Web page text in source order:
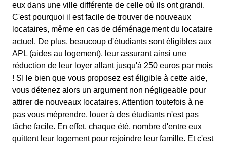
eux dans une ville différente de celle où ils ont grandi.
C'est pourquoi il est facile de trouver de nouveaux
locataires, même en cas de déménagement du locataire
actuel. De plus, beaucoup d'étudiants sont éligibles aux
APL (aides au logement), leur assurant ainsi une
réduction de leur loyer allant jusqu'à 250 euros par mois
! SI le bien que vous proposez est éligible à cette aide,
vous détenez alors un argument non négligeable pour
attirer de nouveaux locataires. Attention toutefois à ne
pas vous méprendre, louer à des étudiants n'est pas
tâche facile. En effet, chaque été, nombre d'entre eux
quittent leur logement pour rejoindre leur famille. Et c'est